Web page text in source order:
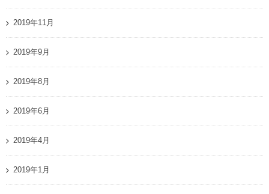
2019年11月
2019年9月
2019年8月
2019年6月
2019年4月
2019年1月